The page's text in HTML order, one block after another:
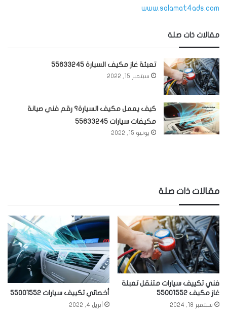
www.salamat4ads.com
مقالات ذات صلة
تعبئة غاز مكيف السيارة 55633245
سبتمبر 15, 2022
كيف يعمل مكيف السيارة؟ رقم فني صيانة
مكيفات سيارات 55633245
يونيو 15, 2022
مقالات ذات صلة
فني تكييف سيارات متنقل تعبئة
غاز مكيف 55001552
سبتمبر 18, 2024
أخصائي تكييف سيارات 55001552
أبريل 4, 2022